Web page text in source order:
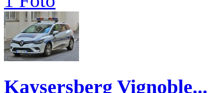
Kaysersberg Vignoble...